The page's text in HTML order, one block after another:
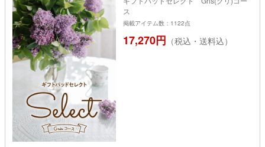
ス
掲載アイテム数：1122点
17,270円 （税込・送料込）